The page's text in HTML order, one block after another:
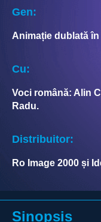
Gen:
Animație dublată
Cu:
Voci română: Alin
Radu.
Distribuitor:
Ro Image 2000 și
Sinopsis